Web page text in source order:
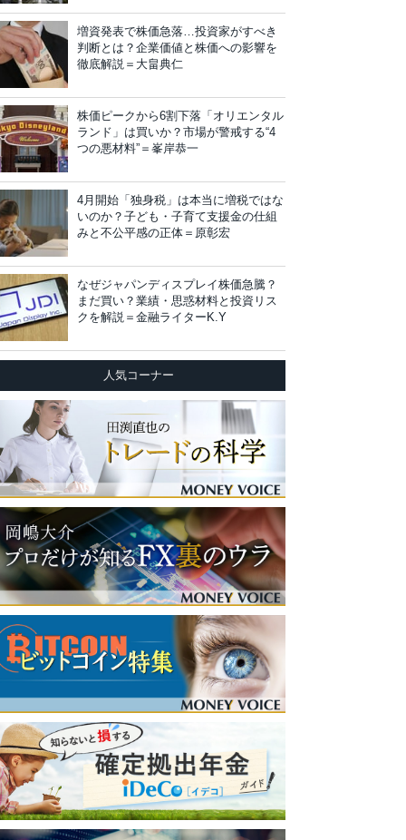
増資発表で株価急落…投資家がすべき
判断とは？企業価値と株価への影響を
徹底解説＝大畠典仁
株価ピークから6割下落「オリエンタル
ランド」は買いか？市場が警戒する“4
つの悪材料”＝峯岸恭一
4月開始「独身税」は本当に増税ではな
いのか？子ども・子育て支援金の仕組
みと不公平感の正体＝原彰宏
なぜジャパンディスプレイ株価急騰？
まだ買い？業績・思惑材料と投資リス
クを解説＝金融ライターK.Y
人気コーナー